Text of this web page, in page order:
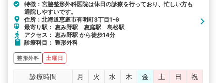
特徴：宮脇整形外科医院は休日の診療を行っており、忙しい方も
通院しやすいです。
住所：北海道恵庭市有明町3丁目1-6
最寄り駅： 恵み野駅 恵庭駅 島松駅
アクセス： 恵み野駅 から徒歩14分
診療科目： 整形外科
整形外科 土曜日
診療時間 月 火 水 木 金 土 日
祝